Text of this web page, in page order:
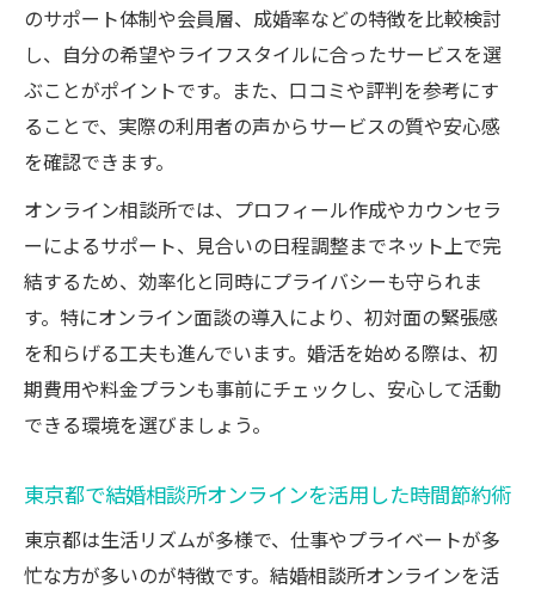
のサポート体制や会員層、成婚率などの特徴を比較検討
し、自分の希望やライフスタイルに合ったサービスを選
ぶことがポイントです。また、口コミや評判を参考にす
ることで、実際の利用者の声からサービスの質や安心感
を確認できます。
オンライン相談所では、プロフィール作成やカウンセラ
ーによるサポート、見合いの日程調整までネット上で完
結するため、効率化と同時にプライバシーも守られま
す。特にオンライン面談の導入により、初対面の緊張感
を和らげる工夫も進んでいます。婚活を始める際は、初
期費用や料金プランも事前にチェックし、安心して活動
できる環境を選びましょう。
東京都で結婚相談所オンラインを活用した時間節約術
東京都は生活リズムが多様で、仕事やプライベートが多
忙な方が多いのが特徴です。結婚相談所オンラインを活